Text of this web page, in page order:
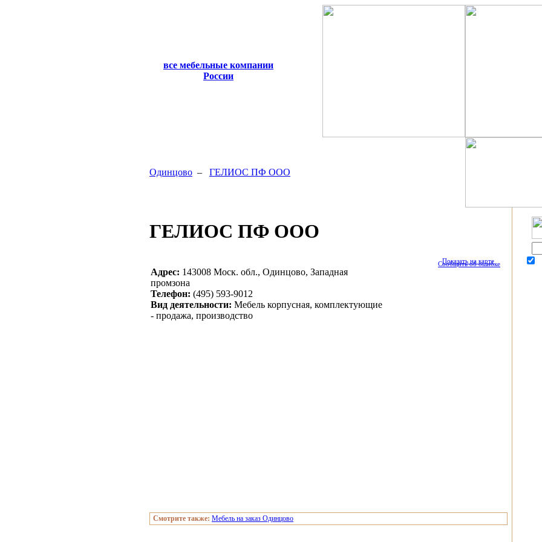
все мебельные компании
России
Одинцово – ГЕЛИОС ПФ ООО
ГЕЛИОС ПФ ООО
Адрес: 143008 Моск. обл., Одинцово, Западная
промзона
Телефон: (495) 593-9012
Вид деятельности: Мебель корпусная, комплектующие
- продажа, производство
Показать на карте
Сообщить об ошибке
Смотрите также: Мебель на заказ Одинцово